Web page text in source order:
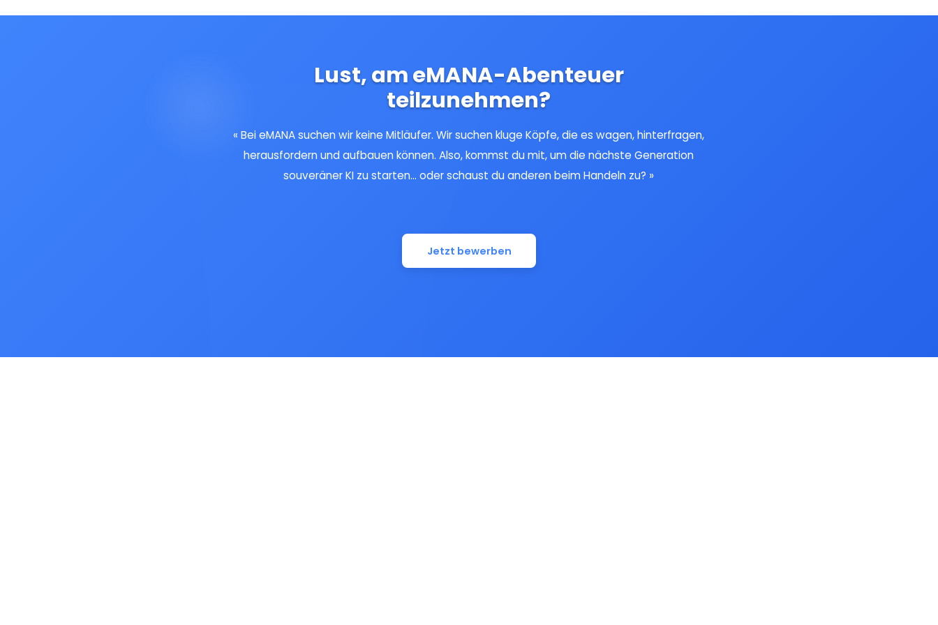
Lust, am eMANA-Abenteuer
teilzunehmen?
Bei eMANA suchen wir keine Mitläufer. Wir suchen kluge Köpfe, die es wagen, hinterfragen,
herausfordern und aufbauen können. Also, kommst du mit, um die nächste Generation
souveräner KI zu starten... oder schaust du anderen beim Handeln zu?
Jetzt bewerben